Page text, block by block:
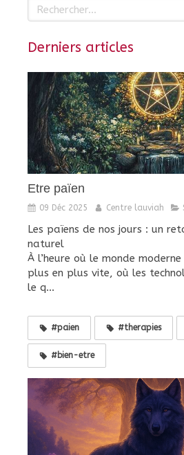
Rechercher
Derniers articles
Etre païen
09 Déc 2025 Centre lauviah
Les païens de nos jours : un
naturel
À l’heure où le monde
plus en plus vite, où les
le q...
#paien #therapies
#bien-etre